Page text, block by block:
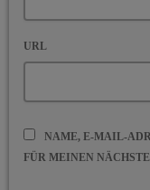
URL
NAME, E-MAIL-
FÜR MEINEN